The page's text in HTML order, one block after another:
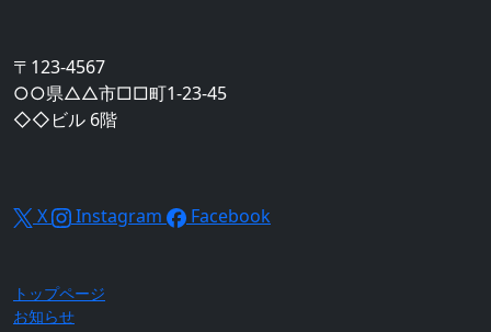
〒123-4567
○○県△△市□□町1-23-45
◇◇ビル 6階
X Instagram Facebook
トップページ
お知らせ